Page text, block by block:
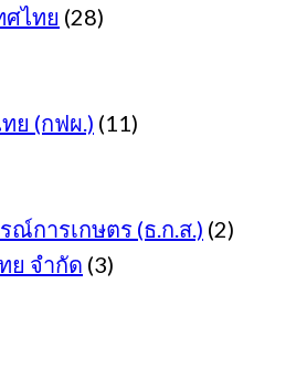
ไทย (28)
ย (กฟผ.) (11)
ณ์การเกษตร (ธ.ก.ส.) (2)
ย จำกัด (3)